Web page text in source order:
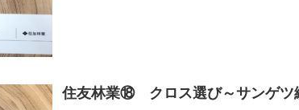
住友林業⑱ クロス選び～サンゲツ